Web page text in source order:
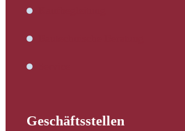
Geschäftsstellen